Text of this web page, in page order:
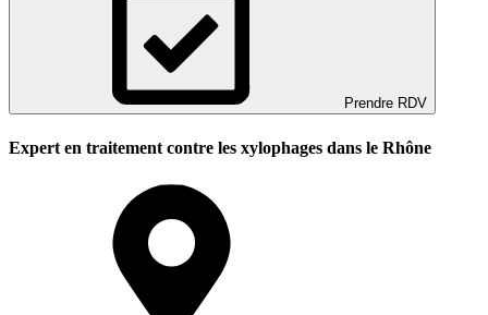
Prendre RDV
Expert en traitement contre les xylophages dans le Rhône